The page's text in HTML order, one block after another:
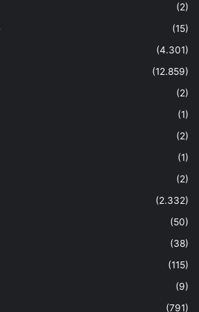
(2)
(15)
(4.301)
(12.859)
(2)
(1)
(2)
(1)
(2)
(2.332)
(50)
(38)
(115)
(9)
(791)